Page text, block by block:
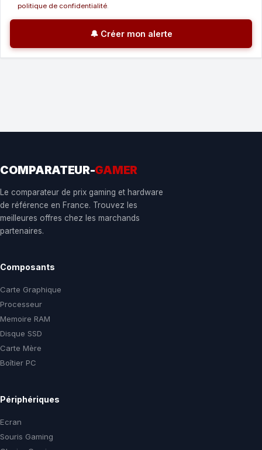
politique de confidentialité.
🔔 Créer mon alerte
COMPARATEUR-GAMER
Le comparateur de prix gaming et hardware
de référence en France. Trouvez les
meilleures offres chez les marchands
partenaires.
Composants
Carte Graphique
Processeur
Memoire RAM
Disque SSD
Carte Mère
Boîtier PC
Périphériques
Ecran
Souris Gaming